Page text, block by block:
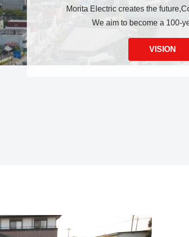
Morita Electric creates the
We aim to become a 100-
VISION